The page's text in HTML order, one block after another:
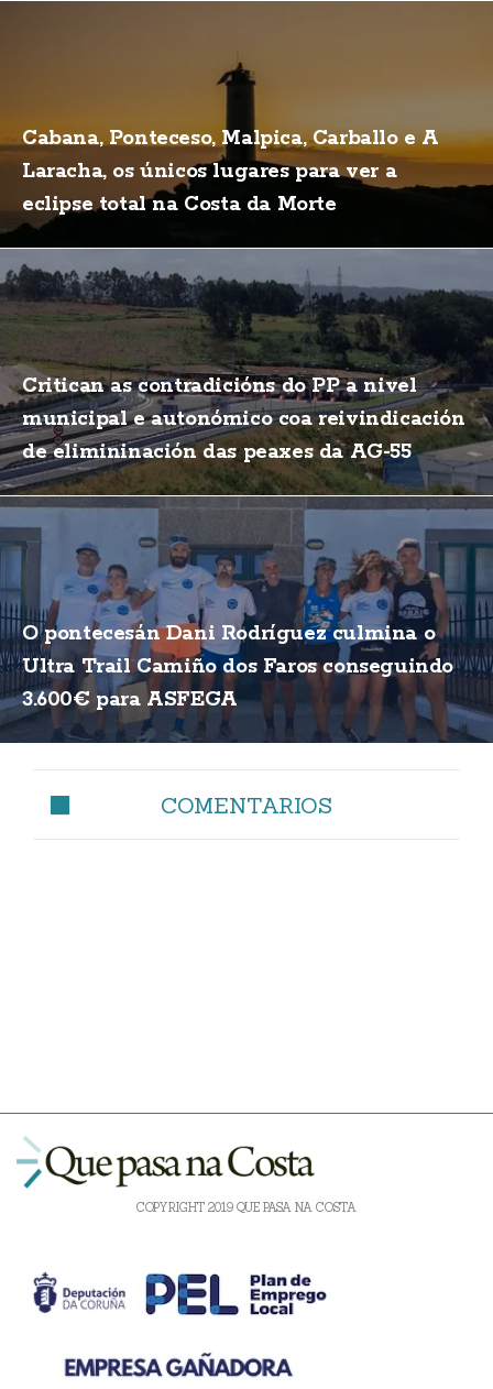
Cabana, Ponteceso, Malpica, Carballo e A
Laracha, os únicos lugares para ver a
eclipse total na Costa da Morte
Critican as contradicións do PP a nivel
municipal e autonómico coa reivindicación
de elimininación das peaxes da AG-55
O pontecesán Dani Rodríguez culmina o
Ultra Trail Camiño dos Faros conseguindo
3.600€ para ASFEGA
COMENTARIOS
COPYRIGHT 2019 QUE PASA NA COSTA